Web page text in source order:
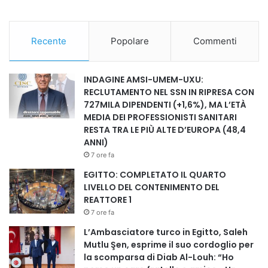
lavorano oggi in un contesto sempre più complesso,
segnato da carenze di personale, aumento delle
aggressioni, pressione organizzativa e crescente
responsabilità professionale. Per questo, sottolinea Aodi,
diventa fondamentale restituire centralità, rispetto e
condizioni di lavoro adeguate a chi ogni giorno garantisce
il funzionamento degli ospedali, dei servizi territoriali e
delle strutture sanitarie del Paese.
Infine Aodi richiama il ruolo degli ordini e degli albi
professionali, che devono diventare sempre più
rappresentativi e inclusivi, trasformandosi nella casa di
tutti i professionisti della sanità. Secondo il presidente
AMSI, gli ordini devono rafforzare la loro funzione di
rappresentanza e valorizzazione delle competenze,
promuovendo partecipazione, inclusione e riconoscimento
Recente Popolare Commenti
INDAGINE AMSI-UMEM-UXU:
RECLUTAMENTO NEL SSN IN RIPRESA CON
727MILA DIPENDENTI (+1,6%), MA L’ETÀ
MEDIA DEI PROFESSIONISTI SANITARI
RESTA TRA LE PIÙ ALTE D’EUROPA (48,4
ANNI)
7 ore fa
EGITTO: COMPLETATO IL QUARTO
LIVELLO DEL CONTENIMENTO DEL
REATTORE 1
7 ore fa
L’Ambasciatore turco in Egitto, Saleh
Mutlu Şen, esprime il suo cordoglio per
la scomparsa di Diab Al-Louh: “Ho